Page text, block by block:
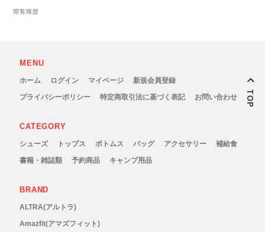
OMM(オリジナルマウンテンマラソン)
Outdoor Research (アウトドアリサーチ)
patagonia(パタゴニア)
PRO-TEC(プロテック)
R×L(アールエル)
閲覧履歴
MENU
ホーム ログイン マイページ
新規会員登録
プライバシーポリシー
特定商取引法に基づく表記 お問い合わせ
CATEGORY
シューズ トップス ボトムス バッグ アクセサリー
補給食
書籍・雑誌類
予約商品 キャンプ用品
BRAND
ALTRA(アルトラ)
Amazfit(アマズフィット)
TOP